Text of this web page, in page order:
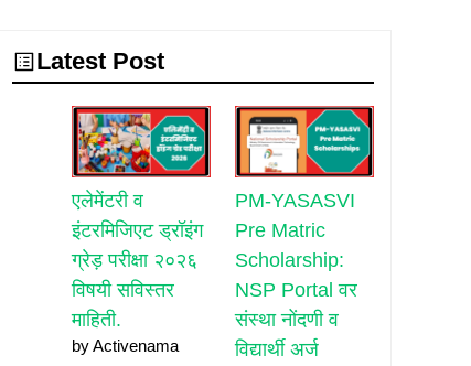
Latest Post
एलेमेंटरी व
इंटरमिजिएट ड्रॉइंग
ग्रेड़ परीक्षा २०२६
विषयी सविस्तर
माहिती.
by Activenama
PM-YASASVI
Pre Matric
Scholarship:
NSP Portal वर
संस्था नोंदणी व
विद्यार्थी अर्ज